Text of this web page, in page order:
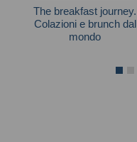
The breakfast journey.
Colazioni e brunch dal
mondo